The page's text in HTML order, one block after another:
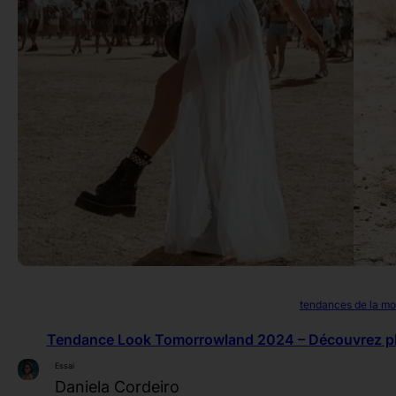
tendances de la
Tendance Look Tomorrowland 2024 – Découvrez
Essai
Daniela Cordeiro